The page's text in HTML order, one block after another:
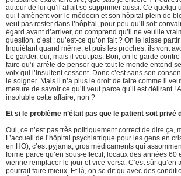
autour de lui qu’il allait se supprimer aussi. Ce
qui l’amènent voir le médecin et son hôpital plein de
veut pas rester dans l’hôpital, pour peu qu’il soit
égard avant d’arriver, on comprend qu’il ne veuille
question, c’est : qu’est-ce qu’on fait ? On le laisse
Inquiétant quand même, et puis les proches, ils vont
Le garder, oui, mais il veut pas. Bon, on le garde
faire qu’il arrête de penser que tout le monde entend
voix qui l’insultent cessent. Donc c’est sans son
le soigner. Mais il n’a plus le droit de faire comme il
mesure de savoir ce qu’il veut parce qu’il est délirant !
insoluble cette affaire, non ?
Et si le problème n’était pas que le patient soit privé
Oui, ce n’est pas très politiquement correct de dire ça,
L’accueil de l’hôpital psychiatrique pour les gens en
en HO), c’est pyjama, gros médicaments qui
forme parce qu’en sous-effectif, locaux des années 60
vienne remplacer le jour et vice-versa. C’est sûr qu’en
pourrait faire mieux. Et là, on se dit qu’avec des